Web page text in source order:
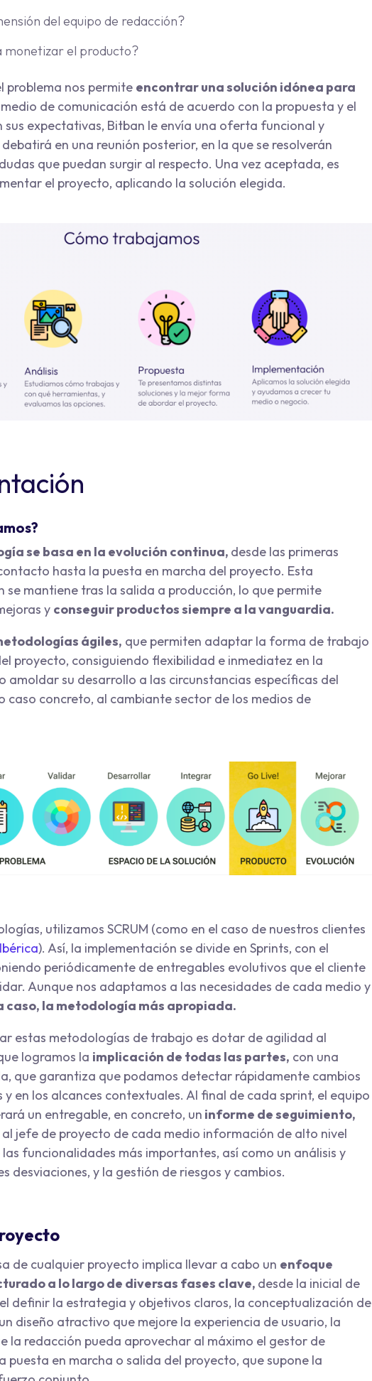
del equipo de redacción?
monetizar el producto?
problema nos permite encontrar una solución idónea para
medio de comunicación está de acuerdo con la propuesta y el
sus expectativas, Bitban le envía una oferta funcional y
en una reunión posterior, en la que se resolverán
que puedan surgir al respecto. Una vez aceptada, es
el proyecto, aplicando la solución elegida.
se basa en la evolución continua, desde las primeras
hasta la puesta en marcha del proyecto. Esta
se mantiene tras la salida a producción, lo que permite
y conseguir productos siempre a la vanguardia.
ágiles, que permiten adaptar la forma de trabajo
proyecto, consiguiendo flexibilidad e inmediatez en la
amoldar su desarrollo a las circunstancias específicas del
caso concreto, al cambiante sector de los medios de
utilizamos SCRUM (como en el caso de nuestros clientes
). Así, la implementación se divide en Sprints, con el
periódicamente de entregables evolutivos que el cliente
Aunque nos adaptamos a las necesidades de cada medio y
caso, la metodología más apropiada.
estas metodologías de trabajo es dotar de agilidad al
logramos la implicación de todas las partes, con una
que garantiza que podamos detectar rápidamente cambios
y en los alcances contextuales. Al final de cada sprint, el equipo
un entregable, en concreto, un informe de seguimiento,
jefe de proyecto de cada medio información de alto nivel
funcionalidades más importantes, así como un análisis y
desviaciones, y la gestión de riesgos y cambios.
de cualquier proyecto implica llevar a cabo un enfoque
a lo largo de diversas fases clave, desde la inicial de
definir la estrategia y objetivos claros, la conceptualización de
diseño atractivo que mejore la experiencia de usuario, la
la redacción pueda aprovechar al máximo el gestor de
puesta en marcha o salida del proyecto, que supone la